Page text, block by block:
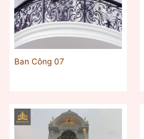
Ban Công 07